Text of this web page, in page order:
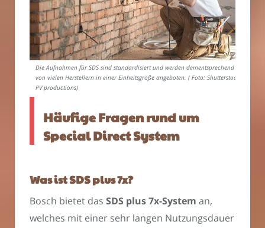
Die Aufnahmen für SDS sind standardisiert und werden dementsprechend
von vielen Herstellern in einer Einheitsgröße angeboten. ( Foto: Shutterstock-
PV productions)
Häufige Fragen rund um
Special Direct System
Was ist SDS plus 7x?
Bosch bietet das SDS plus 7x-System an,
welches mit einer sehr langen Nutzungsdauer